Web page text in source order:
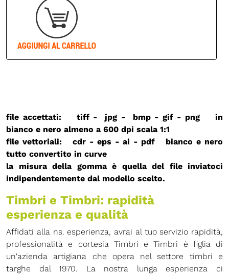
file accettati: tiff - jpg - bmp - gif - png in
bianco e nero almeno a 600 dpi scala 1:1
file vettoriali: cdr - eps - ai - pdf bianco e nero
tutto convertito in curve
la misura della gomma è quella del file inviatoci
indipendentemente dal modello scelto.
Timbri e Timbri: rapidità
esperienza e qualità
Affidati alla ns. esperienza, avrai al tuo servizio rapidità,
professionalità e cortesia Timbri e Timbri è figlia di
un'azienda artigiana che opera nel settore timbri e
targhe dal 1970. La nostra lunga esperienza ci